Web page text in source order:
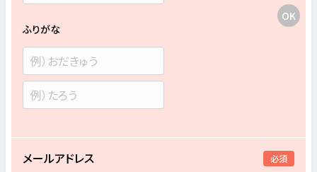
ふりがな
メールアドレス 必須